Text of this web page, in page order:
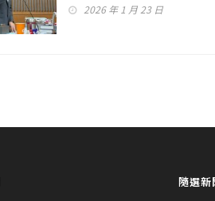
2026 年 1 月 23 日
隨選新